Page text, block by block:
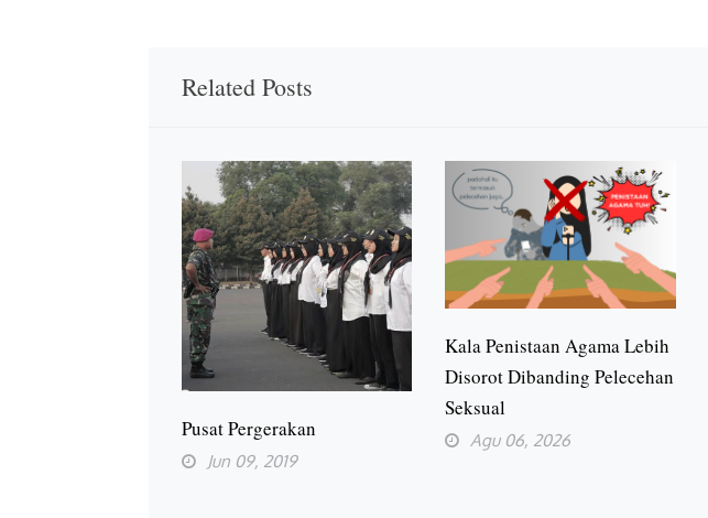
Related Posts
Pusat Pergerakan
Jun 09, 2019
Kala Penistaan Agama Lebih
Disorot Dibanding Pelecehan
Seksual
Agu 06, 2026